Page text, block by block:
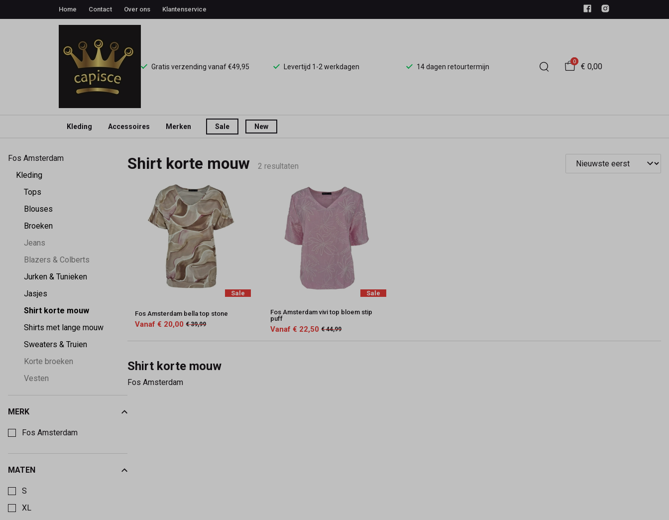
Home Contact Over ons Klantenservice
Gratis verzending vanaf €49,95 Levertijd 1-2 werkdagen 14 dagen retourtermijn
0
€ 0,00
Kleding Accessoires Merken Sale New
Fos
amsterdam
Capisce
Mode
Fos Amsterdam
Kleding
Tops
Blouses
Broeken
Jeans
Blazers & Colberts
Jurken & Tunieken
Jasjes
Shirt korte mouw
Shirts met lange mouw
Sweaters & Truien
Korte broeken
Vesten
MERK
Fos Amsterdam
MATEN
S
XL
Shirt korte mouw 2 resultaten
Sale
Fos Amsterdam bella top stone
Vanaf € 20,00 € 39,99
Sale
Fos Amsterdam vivi top bloem stip
puff
Vanaf € 22,50 € 44,99
Shirt korte mouw
Fos Amsterdam